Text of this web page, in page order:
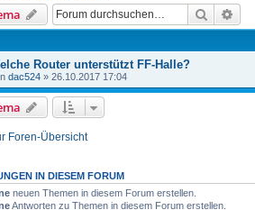
Suche
Router unterstützt FF-Halle?
dac524 » 26.10.2017 17:04
Foren-Übersicht
IN DIESEM FORUM
neuen Themen in diesem Forum erstellen.
Antworten zu Themen in diesem Forum erstellen.